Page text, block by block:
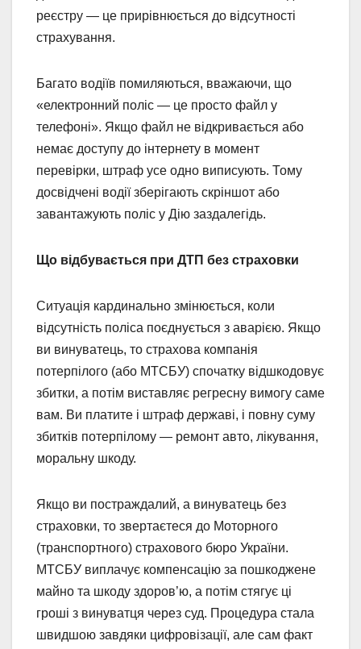
реєстру — це прирівнюється до відсутності
страхування.
Багато водіїв помиляються, вважаючи, що
«електронний поліс — це просто файл у
телефоні». Якщо файл не відкривається або
немає доступу до інтернету в момент
перевірки, штраф усе одно виписують. Тому
досвідчені водії зберігають скріншот або
завантажують поліс у Дію заздалегідь.
Що відбувається при ДТП без страховки
Ситуація кардинально змінюється, коли
відсутність поліса поєднується з аварією. Якщо
ви винуватець, то страхова компанія
потерпілого (або МТСБУ) спочатку відшкодовує
збитки, а потім виставляє регресну вимогу саме
вам. Ви платите і штраф державі, і повну суму
збитків потерпілому — ремонт авто, лікування,
моральну шкоду.
Якщо ви постраждалий, а винуватець без
страховки, то звертаєтеся до Моторного
(транспортного) страхового бюро України.
МТСБУ виплачує компенсацію за пошкоджене
майно та шкоду здоров’ю, а потім стягує ці
гроші з винуватця через суд. Процедура стала
швидшою завдяки цифровізації, але сам факт